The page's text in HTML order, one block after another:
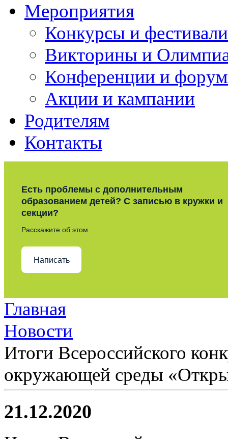
Мероприятия
Конкурсы и фестивали
Викторины и
Конференции и
Акции и кампании
Родителям
Контакты
Есть проблемы с дополнительным
образованием детей? С записью в кружки и
секции?
Расскажите об этом
Написать
Главная
Новости
Итоги Всероссийского
окружающей среды
21.12.2020